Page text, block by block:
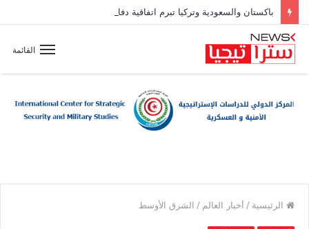
باكستان والسعودية وتركيا تبرم اتفاقية دفاع مشترك
القائمة
الرئيسية / أخبار العالم / الشرق الأوسط